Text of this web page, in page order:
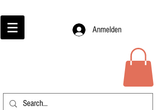
Anmelden